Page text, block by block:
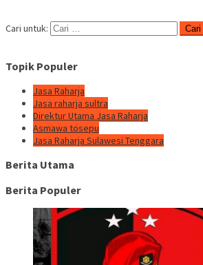
Cari untuk:
Topik Populer
Jasa Raharja
Jasa raharja sultra
Direktur Utama Jasa Raharja
Asmawa tosepu
Jasa Raharja Sulawesi Tenggara
Berita Utama
Berita Populer